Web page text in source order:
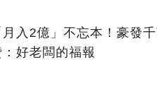
入2億」不忘本！豪發
好老闆的福報